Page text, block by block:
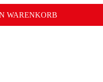
WARENKORB